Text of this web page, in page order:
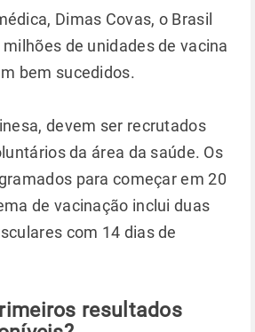
Dimas Covas, o Brasil
de unidades de vacina
bem sucedidos.
devem ser recrutados
da área da saúde. Os
para começar em 20
de vacinação inclui duas
com 14 dias de
resultados